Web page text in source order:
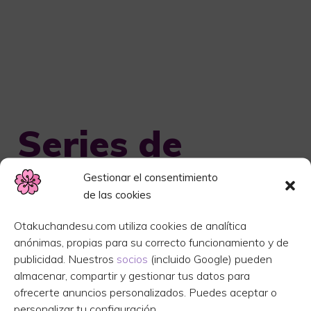
Gestionar el consentimiento
de las cookies
Otakuchandesu.com utiliza cookies de analítica
anónimas, propias para su correcto funcionamiento y de
publicidad. Nuestros socios (incluido Google) pueden
almacenar, compartir y gestionar tus datos para
ofrecerte anuncios personalizados. Puedes aceptar o
personalizar tu configuración.
Series de
humor